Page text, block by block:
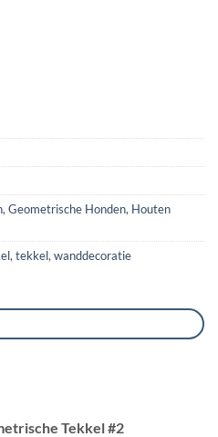
,Geometrische Honden, Houten
,tekkel,wanddecoratie
Tekkel #2